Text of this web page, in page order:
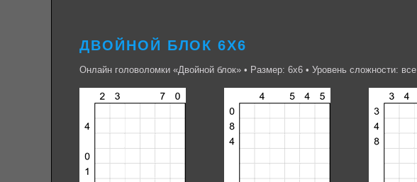
ДВОЙНОЙ БЛОК 6Х6
Онлайн головоломки «Двойной блок» • Размер: 6х6 • Уровень сложности: все